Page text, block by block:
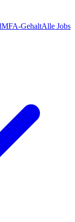
MFA-GehaltAlle Jobs